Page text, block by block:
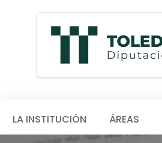
LA INSTITUCIÓN ÁREAS